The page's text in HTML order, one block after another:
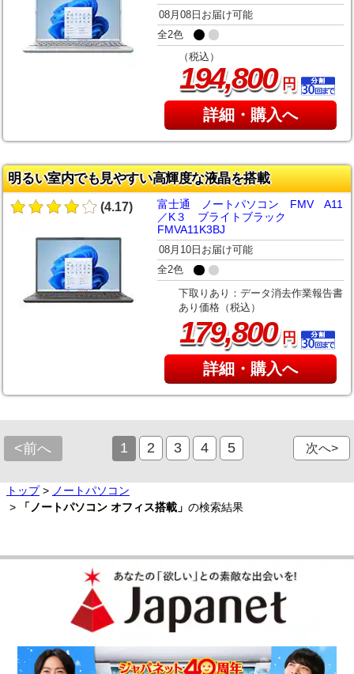
08月08日お届け可能
全2色
（税込）
194,800円
詳細・購入へ
明るい室内でも見やすい高輝度な液晶を搭載
(4.17)
富士通 ノートパソコン FMV A11
／K３ ブライトブラック
FMVA11K3BJ
08月10日お届け可能
全2色
下取りあり：データ消去作業報告書
あり価格（税込）
179,800円
詳細・購入へ
<前へ 1 2 3 4 5 次へ>
トップ> ノートパソコン
>
「ノートパソコン オフィス搭載」 の検索結果